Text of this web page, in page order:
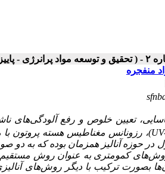
منفجره
تعیین خلوص و رفع آلودگی‌های
)، رزونانس مغناطیس هسته پروتون با
حوزه آنالیز همزمان بوده که به دو
کمومتری به عنوان روش
بصورت ترکیب با دیگر روش‌های